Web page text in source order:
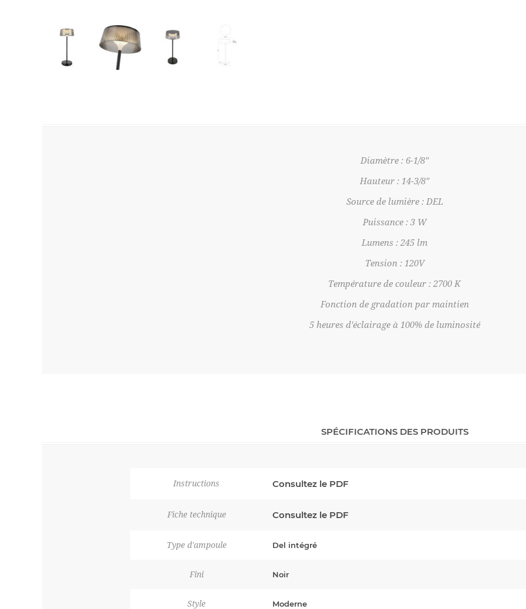
Diamètre : 6-1/8"
Hauteur : 14-3/8"
Source de lumière : DEL
Puissance : 3 W
Lumens : 245 lm
Tension : 120V
Température de couleur : 2700 K
Fonction de gradation par maintien
5 heures d'éclairage à 100% de luminosité
SPÉCIFICATIONS DES PRODUITS
Instructions Consultez le PDF
Fiche technique Consultez le PDF
Type d'ampoule Del intégré
Fini Noir
Style Moderne